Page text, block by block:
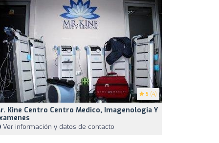
5 (4)
Kine Centro Centro Medico, Imagenologia Y
Ver información y datos de contacto